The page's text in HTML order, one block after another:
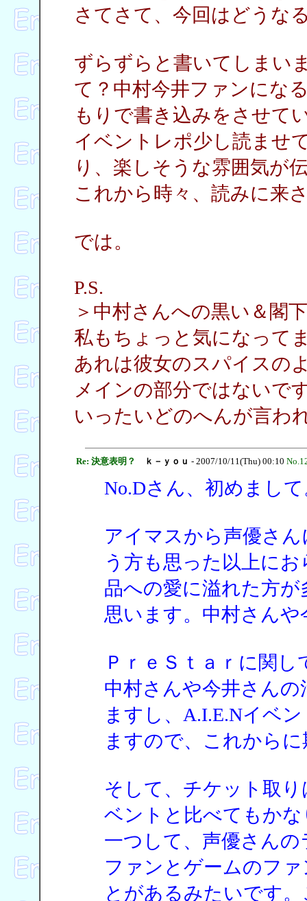
さてさて、今回はどうな
ずらずらと書いてしまい
て？中村今井ファンにな
もりで書き込みをさせて
イベントレポ少し読ませ
り、楽しそうな雰囲気が
これから時々、読みに来
では。
P.S.
＞中村さんへの黒い＆閣
私もちょっと気になって
あれは彼女のスパイスの
メインの部分ではないで
いったいどのへんが言わ
Re: 決意表明？ ｋ－ｙｏｕ - 2007/10/11(Thu) 00:10
No.Dさん、初めまし
アイマスから声優さ
う方も思った以上に
品への愛に溢れた方
思います。中村さん
ＰｒｅＳｔａｒに関
中村さんや今井さん
ますし、A.I.E.Nイベ
ますので、これから
そして、チケット取
ベントと比べてもか
一つして、声優さん
ファンとゲームのフ
とがあるみたいです